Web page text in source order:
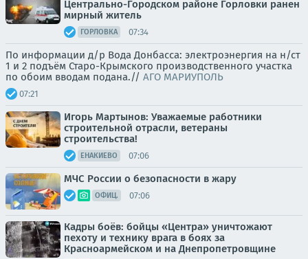
Центрально-Городском районе Горловки ранен
мирный житель
ГОРЛОВКА 07:34
По информации д/р Вода Донбасса: электроэнергия на н/ст
1 и 2 подъём Старо-Крымского производственного участка
по обоим вводам подана.// АГО МАРИУПОЛЬ
07:21
Игорь Мартынов: Уважаемые работники
строительной отрасли, ветераны
строительства!
ЕНАКИЕВО 07:06
МЧС России о безопасности в жару
ОФИЦ. 07:06
Кадры боёв: бойцы «Центра» уничтожают
пехоту и технику врага в боях за
Красноармейском и на Днепропетровщине